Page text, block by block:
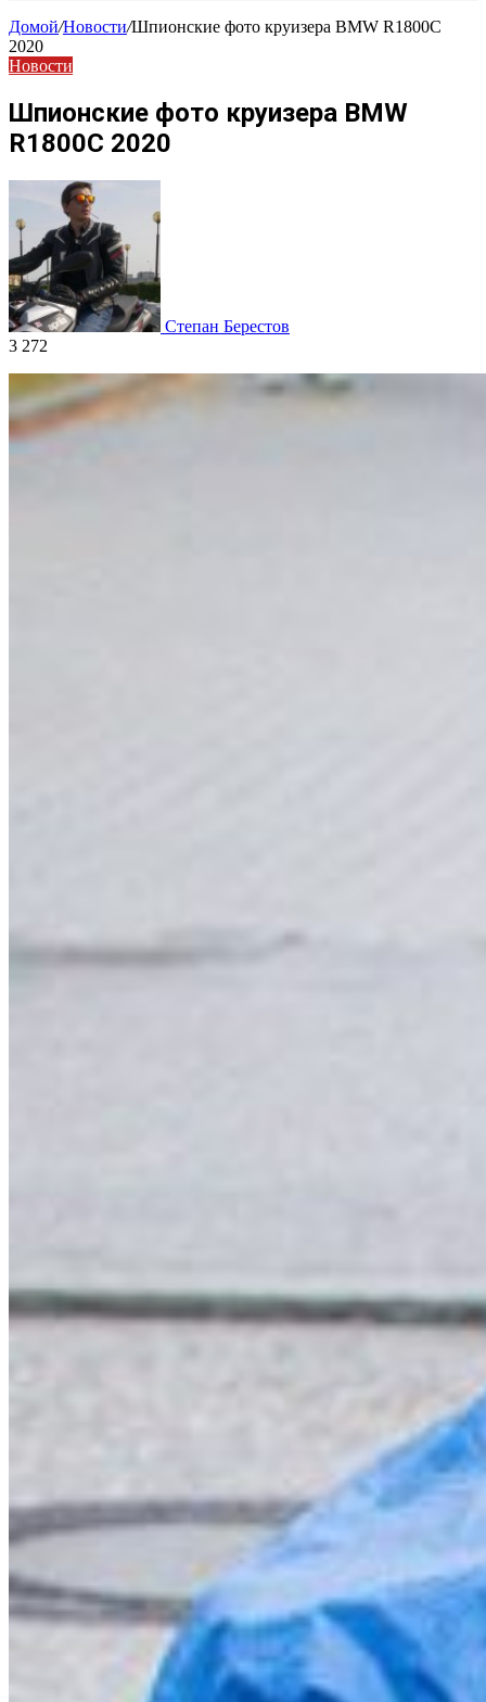
Домой/Новости/Шпионские фото круизера BMW R1800C
2020
Новости
Шпионские фото круизера BMW
R1800C 2020
Степан Берестов
3 272